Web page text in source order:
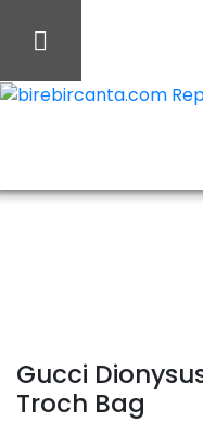
Gucci
Troch Bag